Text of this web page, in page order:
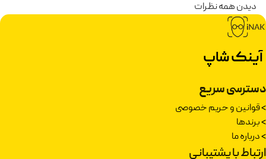
دیدن همه نظرات
آینک شاپ
دسترسی سریع
>قوانین و حریم خصوصی
>برندها
>درباره ما
ارتباط با پشتیبانی